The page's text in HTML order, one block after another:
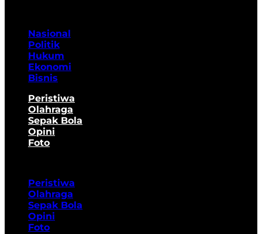
Nasional
Politik
Hukum
Ekonomi
Bisnis
Peristiwa
Olahraga
Sepak Bola
Opini
Foto
Peristiwa
Olahraga
Sepak Bola
Opini
Foto